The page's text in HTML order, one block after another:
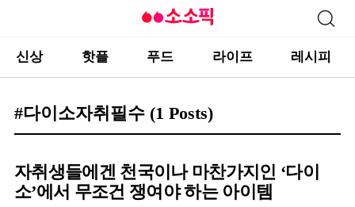
신상 핫플 푸드 라이프 레시피
#다이소자취필수 (1 Posts)
자취생들에겐 천국이나 마찬가지인 ‘다이
소’에서 무조건 쟁여야 하는 아이템